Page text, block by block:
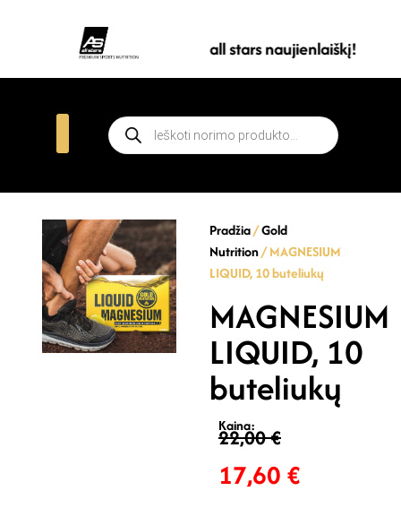
Prenumeruokite all stars naujienlaiškį!
Pradžia/Gold
Nutrition/ MAGNESIUM
LIQUID, 10 buteliukų
MAGNESIUM
LIQUID, 10
buteliukų
Kaina:
22,00€
17,60 €